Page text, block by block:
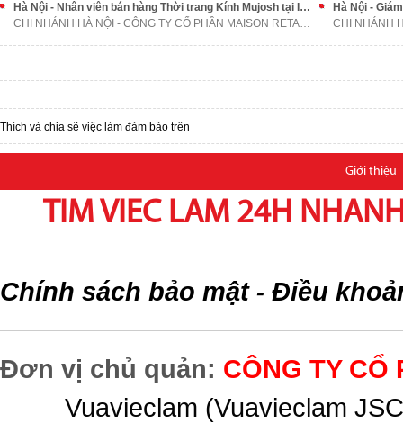
Hà Nội - Nhân viên bán hàng Thời trang Kính Mujosh tại IPH Cầu Giấy
CHI NHÁNH HÀ NỘI - CÔNG TY CỔ PHẦN MAISON RETAIL M
Thích và chia sẽ việc làm đảm bảo trên
Giới thiệu
TIM VIEC LAM 24H
Chính sách bảo mật- Điều
Đơn vị chủ quản: CÔNG TY CỔ
Vuavieclam (Vuavieclam